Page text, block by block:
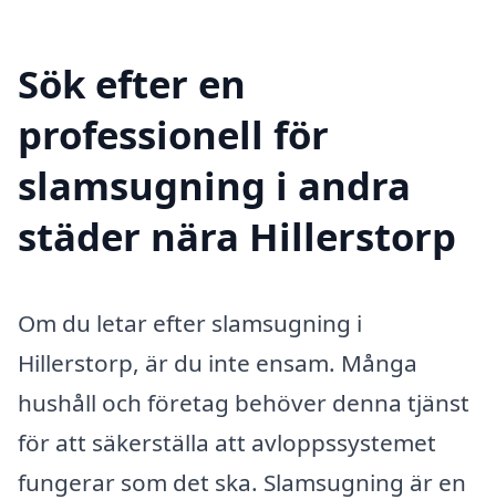
Sök efter en
professionell för
slamsugning i andra
städer nära Hillerstorp
Om du letar efter slamsugning i
Hillerstorp, är du inte ensam. Många
hushåll och företag behöver denna tjänst
för att säkerställa att avloppssystemet
fungerar som det ska. Slamsugning är en